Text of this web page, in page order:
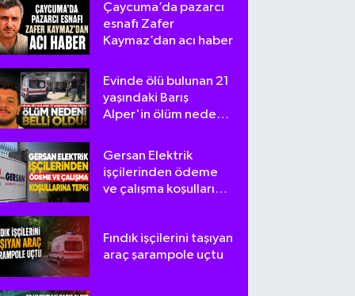
Çaycuma’da pazarcı
esnafı Zafer
Kaymaz’dan acı haber
Evinde ölü bulunan 21
yaşındaki Barış
Alper'in ölüm nedeni
Gersan Elektrik
işçilerinden ödeme
ve çalışma koşullarına
Fındık işçilerini taşıyan
araç şarampole uçtu